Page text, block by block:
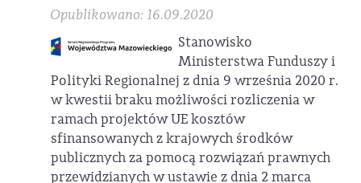
Opublikowano: 16.09.2020
Stanowisko
Ministerstwa Funduszy i
Polityki Regionalnej z dnia 9 września 2020 r.
w kwestii braku możliwości rozliczenia w
ramach projektów UE kosztów
sfinansowanych z krajowych środków
publicznych za pomocą rozwiązań prawnych
przewidzianych w ustawie z dnia 2 marca